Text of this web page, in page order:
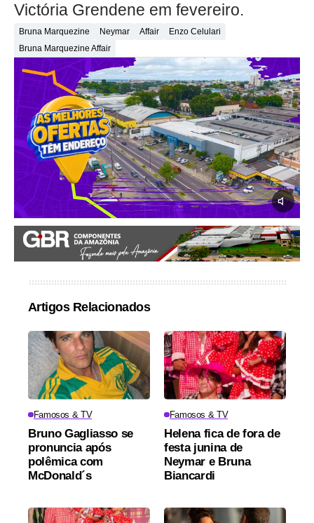
Victória Grendene em fevereiro.
Bruna Marquezine Neymar Affair
Enzo Celulari
Bruna Marquezine Affair
Artigos Relacionados
Famosos & TV
Bruno Gagliasso se
pronuncia após
polêmica com
McDonald´s
Famosos & TV
Helena fica de fora de
festa junina de
Neymar e Bruna
Biancardi